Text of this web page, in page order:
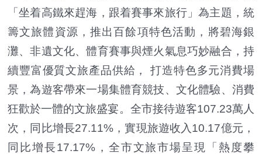
「坐着高鐵來趕海，跟着賽事來旅行」為主題，統
籌文旅體資源，推出百餘項特色活動，將碧海銀
灘、非遺文化、體育賽事與煙火氣息巧妙融合，持
續豐富優質文旅產品供給， 打造特色多元消費場
景，為遊客帶來一場集體育競技、文化體驗、消費
狂歡於一體的文旅盛宴。全市接待遊客107.23萬人
次，同比增長27.11%，實現旅遊收入10.17億元，
同比增長17.17%，全市文旅市場呈現「熱度攀